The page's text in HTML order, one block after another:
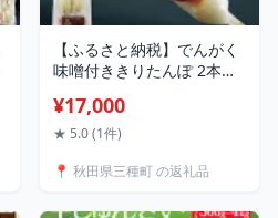
【ふるさと納税】でんがく
味噌付ききりたんぽ 2本入
¥17,000
★ 5.0 (1件)
📍 秋田県三種町 の返礼品